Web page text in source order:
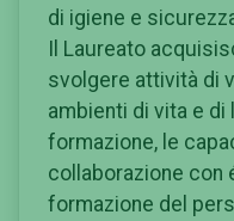
di igiene e
Il Laureato
svolgere attività di
ambienti di vita e di
formazione, le
collaborazione con
formazione del